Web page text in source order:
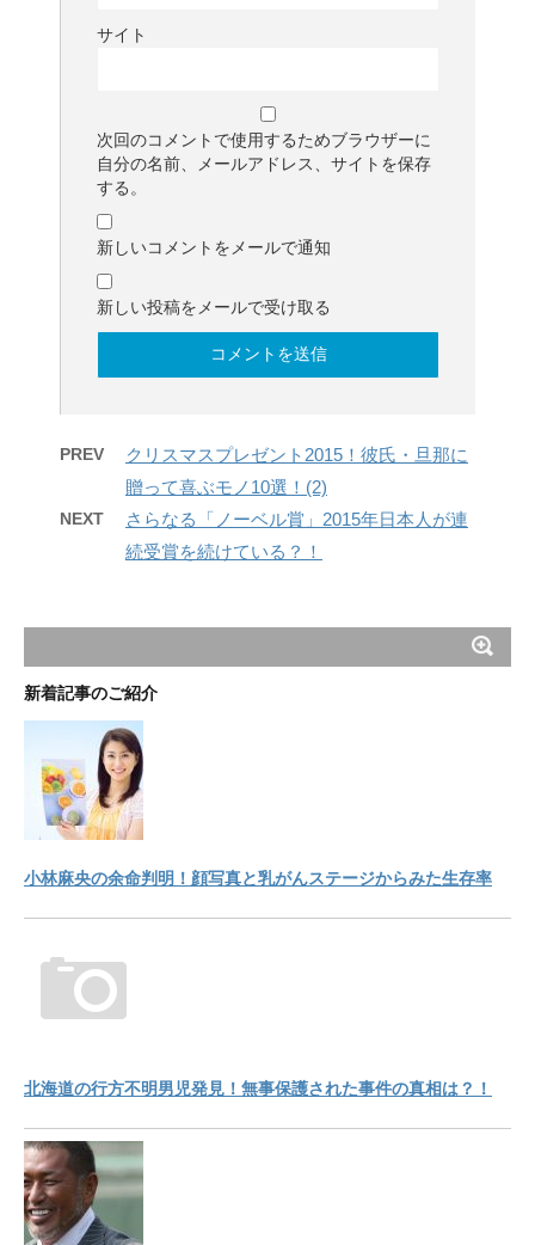
サイト
次回のコメントで使用するためブラウザーに
自分の名前、メールアドレス、サイトを保存
する。
新しいコメントをメールで通知
新しい投稿をメールで受け取る
PREV
クリスマスプレゼント2015！彼氏・旦那に
贈って喜ぶモノ10選！(2)
NEXT
さらなる「ノーベル賞」2015年日本人が連
続受賞を続けている？！
新着記事のご紹介
小林麻央の余命判明！顔写真と乳がんステージからみた生存率
北海道の行方不明男児発見！無事保護された事件の真相は？！